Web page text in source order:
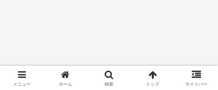
メニュー ホーム 検索 トップ サイドバー